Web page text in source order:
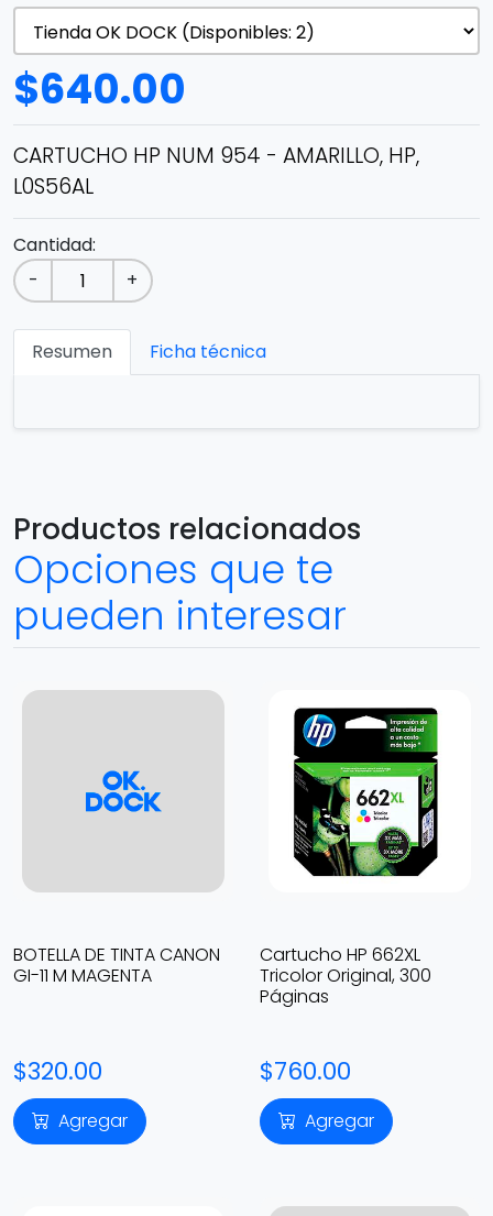
$640.00
CARTUCHO HP NUM 954 - AMARILLO, HP,
L0S56AL
Cantidad:
-
+
Resumen Ficha técnica
Productos relacionados
Opciones que te
pueden interesar
BOTELLA DE TINTA CANON
GI-11 M MAGENTA
$320.00
Agregar
Cartucho HP 662XL
Tricolor Original, 300
Páginas
$760.00
Agregar